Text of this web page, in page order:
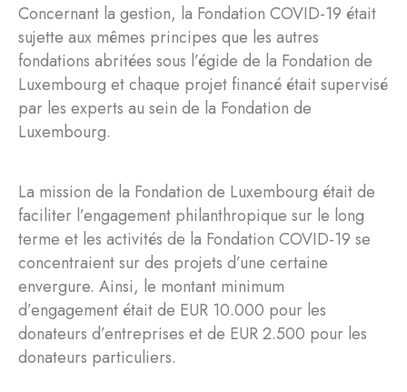
Concernant la gestion, la Fondation COVID-19 était
sujette aux mêmes principes que les autres
fondations abritées sous l’égide de la Fondation de
Luxembourg et chaque projet financé était supervisé
par les experts au sein de la Fondation de
Luxembourg.
La mission de la Fondation de Luxembourg était de
faciliter l’engagement philanthropique sur le long
terme et les activités de la Fondation COVID-19 se
concentraient sur des projets d’une certaine
envergure. Ainsi, le montant minimum
d’engagement était de EUR 10.000 pour les
donateurs d’entreprises et de EUR 2.500 pour les
donateurs particuliers.